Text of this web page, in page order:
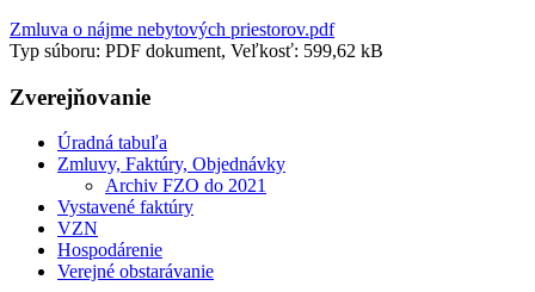
Zmluva o nájme nebytových priestorov.pdf
Typ súboru: PDF dokument, Veľkosť: 599,62 kB
Zverejňovanie
Úradná tabuľa
Zmluvy, Faktúry, Objednávky
Archiv FZO do 2021
Vystavené faktúry
VZN
Hospodárenie
Verejné obstarávanie